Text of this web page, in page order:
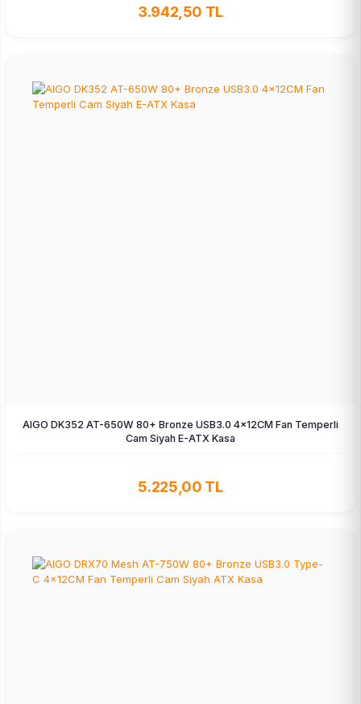
3.942,50 TL
AIGO DK352 AT-650W 80+ Bronze USB3.0 4×12CM Fan Temperli
Cam Siyah E-ATX Kasa
5.225,00 TL